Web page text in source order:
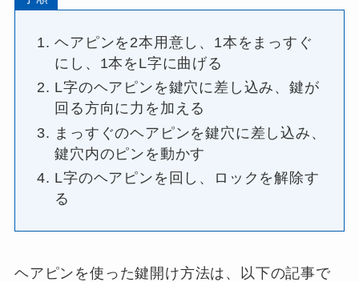
ヘアピンを2本用意し、1本をまっすぐ
にし、1本をL字に曲げる
L字のヘアピンを鍵穴に差し込み、鍵が
回る方向に力を加える
まっすぐのヘアピンを鍵穴に差し込み、
鍵穴内のピンを動かす
L字のヘアピンを回し、ロックを解除す
る
ヘアピンを使った鍵開け方法は、以下の記事で